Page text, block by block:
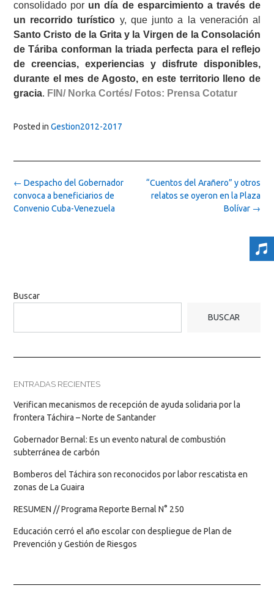
consolidado por un día de esparcimiento a través de
un recorrido turístico y, que junto a la veneración al
Santo Cristo de la Grita y la Virgen de la Consolación
de Táriba conforman la triada perfecta para el reflejo
de creencias, experiencias y disfrute disponibles,
durante el mes de Agosto, en este territorio lleno de
gracia. FIN/ Norka Cortés/ Fotos: Prensa Cotatur
Posted in Gestion2012-2017
Post
navigation
“Cuentos del Arañero” y otros
relatos se oyeron en la Plaza
Bolívar →
← Despacho del Gobernador
convoca a beneficiarios de
Convenio Cuba-Venezuela
Buscar
BUSCAR
ENTRADAS RECIENTES
Verifican mecanismos de recepción de ayuda solidaria por la
frontera Táchira – Norte de Santander
Gobernador Bernal: Es un evento natural de combustión
subterránea de carbón
Bomberos del Táchira son reconocidos por labor rescatista en
zonas de La Guaira
RESUMEN // Programa Reporte Bernal N° 250
Educación cerró el año escolar con despliegue de Plan de
Prevención y Gestión de Riesgos